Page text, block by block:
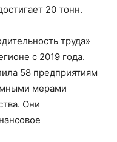
20 тонн.
труда»
с 2019 года.
58 предприятиям
мерами
Они